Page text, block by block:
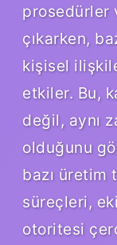
prosedürler
çıkarken,
kişisel
etkiler. Bu,
değil, aynı
olduğunu
bazı üretim
süreçleri,
otoritesi